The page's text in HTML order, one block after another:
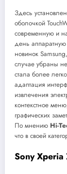
Здесь
оболочкой
современную и
день
новинок
случае убраны
стала более
адаптация
извлечения
контекстное
графических
По мнению Hi-
что в своей
SonyXperia